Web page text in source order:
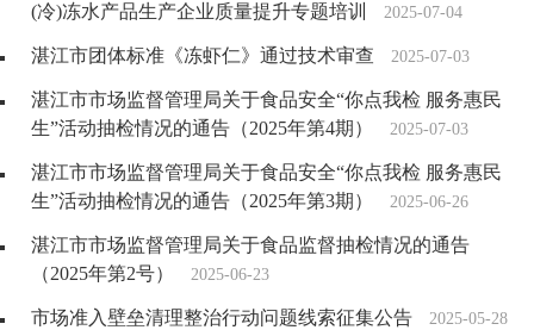
(冷)冻水产品生产企业质量提升专题培训
2025-07-04
湛江市团体标准《冻虾仁》通过技术审查 2025-07-03
湛江市市场监督管理局关于食品安全“你点我检 服务惠民
生”活动抽检情况的通告（2025年第4期）
2025-07-03
湛江市市场监督管理局关于食品安全“你点我检 服务惠民
生”活动抽检情况的通告（2025年第3期）
2025-06-26
湛江市市场监督管理局关于食品监督抽检情况的通告
（2025年第2号）
2025-06-23
市场准入壁垒清理整治行动问题线索征集公告 2025-05-28